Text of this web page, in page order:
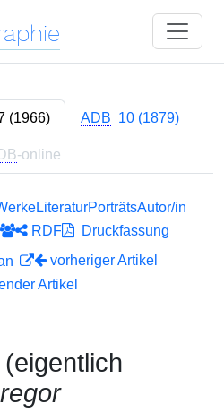
(1966) ADB 10 (1879)
-online
LiteraturPorträtsAutor/in
RDF
Druckfassung
vorheriger Artikel
Artikel
(eigentlich